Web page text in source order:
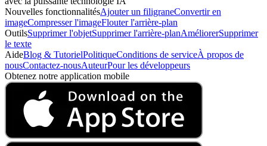
Nouvelles fonctionnalitésAjouter un filigraneConvertir en
imageCompresser l'imageFlouter l'arrière-plan
OutilsSupprimer l'objetSupprimer l'arrière-planAméliorerSupprimer
le texte
AideBlog & TutorielPolitiqueConditions de serviceÀ propos de
nousContactez-nousAuteurPour les développeurs
Obtenez notre application mobile